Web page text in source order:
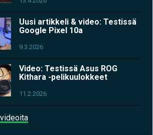
Uusi artikkeli & video: Testissä
Google Pixel 10a
9.3.2026
Video: Testissä Asus ROG
Kithara -pelikuulokkeet
11.2.2026